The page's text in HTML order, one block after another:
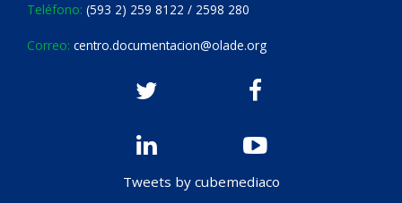
Teléfono: (593 2) 259 8122 / 2598 280
Correo: centro.documentacion@olade.org
Tweets by cubemediaco